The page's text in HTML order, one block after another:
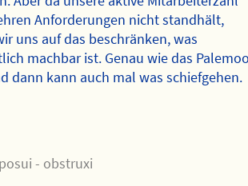
Anforderungen nicht standhält,
uns auf das beschränken, was
machbar ist. Genau wie das
dann kann auch mal was schiefgehen.
- obstruxi